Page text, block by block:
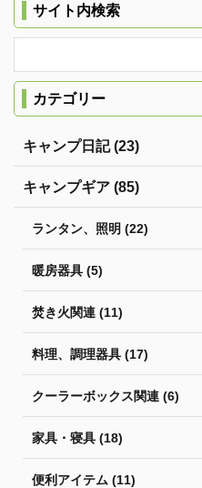
サイト内検索
カテゴリー
キャンプ日記 (23)
キャンプギア (85)
ランタン、照明 (22)
暖房器具 (5)
焚き火関連 (11)
料理、調理器具 (17)
クーラーボックス関連 (6)
家具・寝具 (18)
便利アイテム (11)